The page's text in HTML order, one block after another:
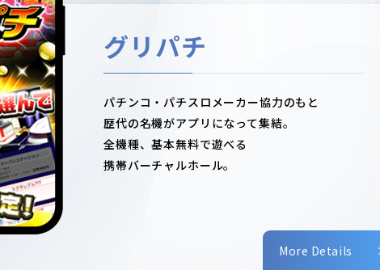
グリパチ
パチンコ・パチスロメーカー協力のもと
歴代の名機がアプリになって集結。
全機種、基本無料で遊べる
携帯バーチャルホール。
More Details